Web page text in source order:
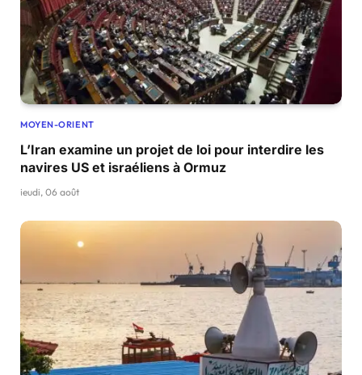
MOYEN-ORIENT
L’Iran examine un projet de loi pour interdire les
navires US et israéliens à Ormuz
jeudi, 06 août